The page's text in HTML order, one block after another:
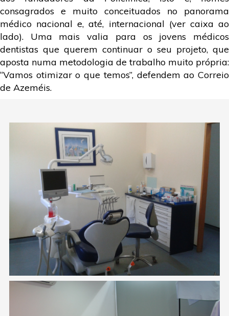
consagrados e muito conceituados no panorama
médico nacional e, até, internacional (ver caixa ao
lado). Uma mais valia para os jovens médicos
dentistas que querem continuar o seu projeto, que
aposta numa metodologia de trabalho muito própria:
“Vamos otimizar o que temos”, defendem ao Correio
de Azeméis.